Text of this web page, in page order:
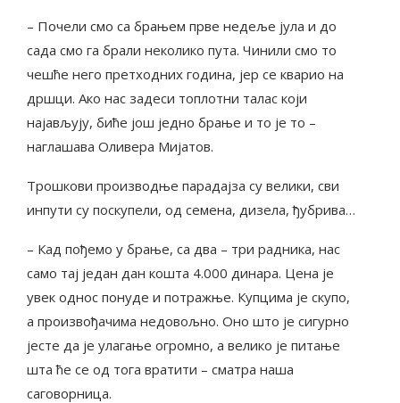
– Почели смо са брањем прве недеље јула и до
сада смо га брали неколико пута. Чинили смо то
чешће него претходних година, јер се кварио на
дршци. Ако нас задеси топлотни талас који
најављују, биће још једно брање и то је то –
наглашава Оливера Мијатов.
Трошкови производње парадајза су велики, сви
инпути су поскупели, од семена, дизела, ђубрива…
– Кад пођемо у брање, са два – три радника, нас
само тај један дан кошта 4.000 динара. Цена је
увек однос понуде и потражње. Купцима је скупо,
а произвођачима недовољно. Оно што је сигурно
јесте да је улагање огромно, а велико је питање
шта ће се од тога вратити – сматра наша
саговорница.